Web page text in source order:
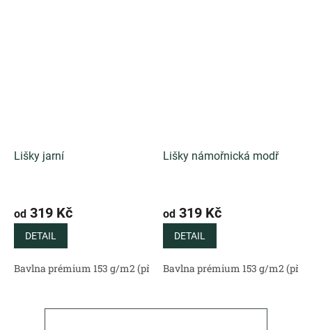
Lišky jarní
od 319 Kč
DETAIL
Bavlna prémium 153 g/m2 (přírodní) Bavlněný satén 130 g/
Lišky námořnická modř
od 319 Kč
DETAIL
Bavlna prémium 153 g/m2